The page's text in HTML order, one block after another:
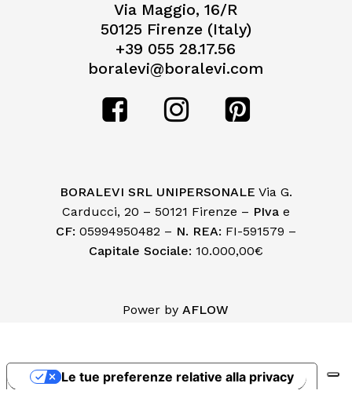
Via Maggio, 16/R
50125 Firenze (Italy)
+39 055 28.17.56
boralevi@boralevi.com
BORALEVI SRL UNIPERSONALE Via G.
Carducci, 20 – 50121 Firenze – PIvae
CF: 05994950482 – N. REA: FI-591579 –
Capitale Sociale: 10.000,00€
Power byAFLOW
Le tue preferenze relative alla privacy